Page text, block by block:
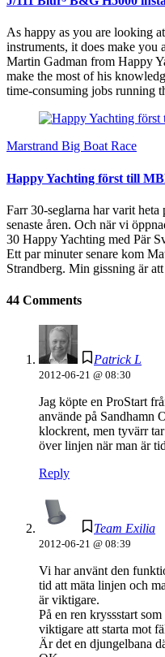
As happy as you are looking
instruments, it does make you
Martin Gadman from Happy
make the most of his
time-consuming jobs
Marstrand Big Boat Race
Happy Yachting först till
Farr 30-seglarna har varit
senaste åren. Och när vi
30 Happy Yachting med Pär
Ett par minuter senare kom
Strandberg. Min gissning är
44 Comments
Patrick L
2012-06-21 @ 08:30
Jag köpte en ProStart
använde på Sandhamn
klockrent, men tyvärr
över linjen när man är
Reply
Team Exilia
2012-06-21 @ 08:39
Vi har använt den
tid att mäta linjen och
är viktigare.
På en ren kryssstart
viktigare att starta mot
Är det en djungelbana